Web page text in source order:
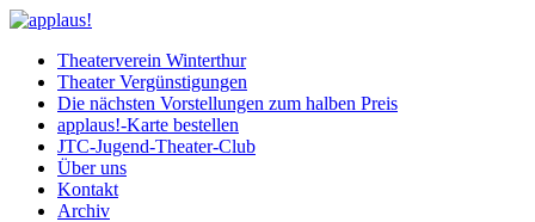
Theaterverein Winterthur
Theater Vergünstigungen
Die nächsten Vorstellungen zum halben Preis
applaus!-Karte bestellen
JTC-Jugend-Theater-Club
Über uns
Kontakt
Archiv